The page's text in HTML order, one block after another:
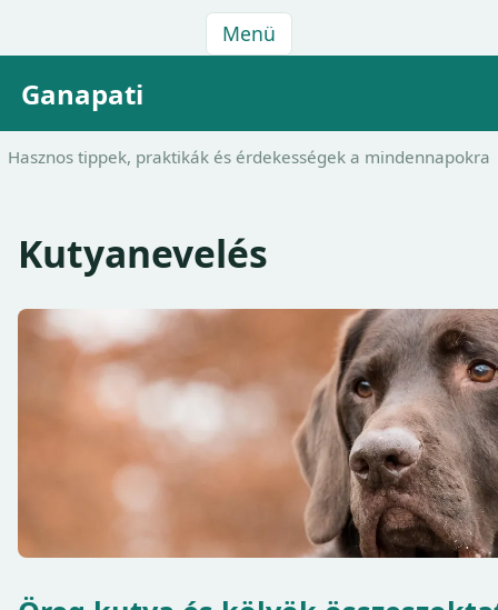
Menü
Ganapati
Hasznos tippek, praktikák és érdekességek a mindennapokra
Kutyanevelés